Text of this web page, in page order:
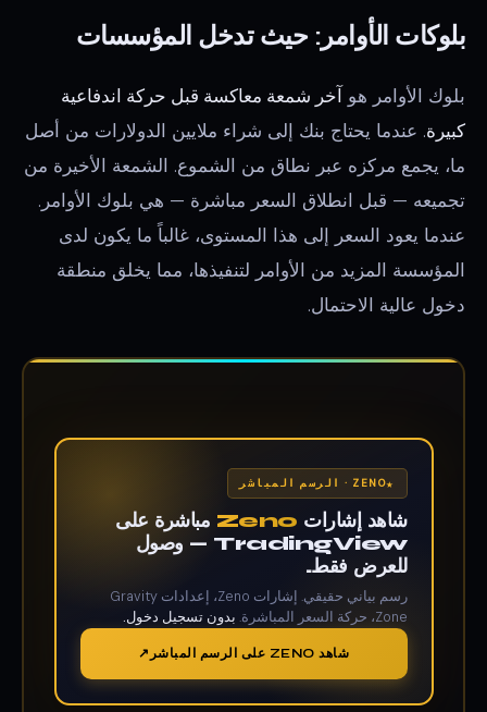
بلوكات الأوامر: حيث تدخل المؤسسات
بلوك الأوامر هو آخر شمعة معاكسة قبل حركة اندفاعية
كبيرة. عندما يحتاج بنك إلى شراء ملايين الدولارات من أصل
ما، يجمع مركزه عبر نطاق من الشموع. الشمعة الأخيرة من
تجميعه — قبل انطلاق السعر مباشرة — هي بلوك الأوامر.
عندما يعود السعر إلى هذا المستوى، غالباً ما يكون لدى
المؤسسة المزيد من الأوامر لتنفيذها، مما يخلق منطقة
دخول عالية الاحتمال.
ZENO · الرسم المباشر
شاهد إشارات Zeno مباشرة على
TradingView — وصول
للعرض فقط.
رسم بياني حقيقي. إشارات Zeno، إعدادات Gravity
Zone، حركة السعر المباشرة.
بدون تسجيل دخول.
شاهد ZENO على الرسم المباشر